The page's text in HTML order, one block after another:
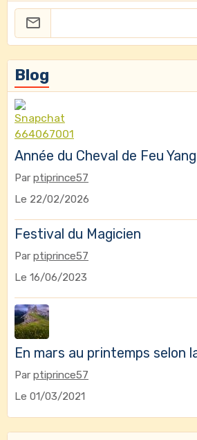
Blog
Année du Cheval de Feu Yang
Par ptiprince57
Le 22/02/2026
Festival du Magicien
Par ptiprince57
Le 16/06/2023
En mars au printemps selon
Par ptiprince57
Le 01/03/2021